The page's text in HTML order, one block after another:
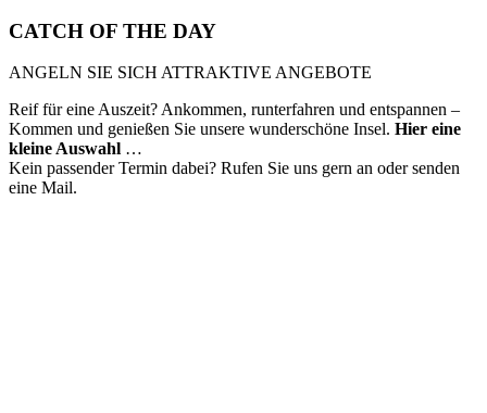
CATCH OF THE DAY
ANGELN SIE SICH ATTRAKTIVE ANGEBOTE
Reif für eine Auszeit? Ankommen, runterfahren und entspannen –
Kommen und genießen Sie unsere wunderschöne Insel. Hier eine
kleine Auswahl …
Kein passender Termin dabei? Rufen Sie uns gern an oder senden
eine Mail.